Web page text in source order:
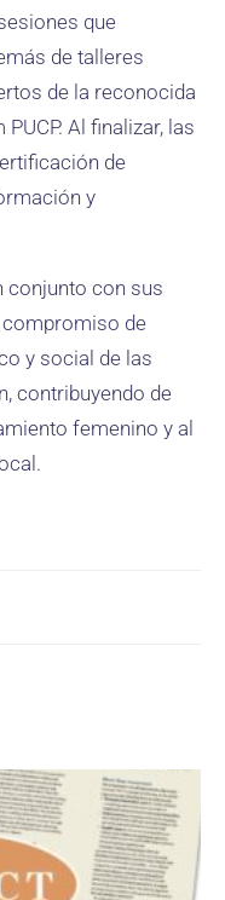
que
de talleres
de la reconocida
Al finalizar, las
de
y
conjunto con sus
de
y social de las
contribuyendo de
femenino y al